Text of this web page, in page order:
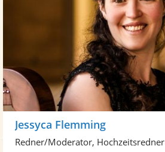
Jessyca Flemming
Redner/Moderator, Hochzeitsredner